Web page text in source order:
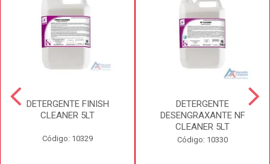
DETERGENTE FINISH
CLEANER 5LT
Código: 10329
DETERGENTE
DESENGRAXANTE NF
CLEANER 5LT
Código: 10330